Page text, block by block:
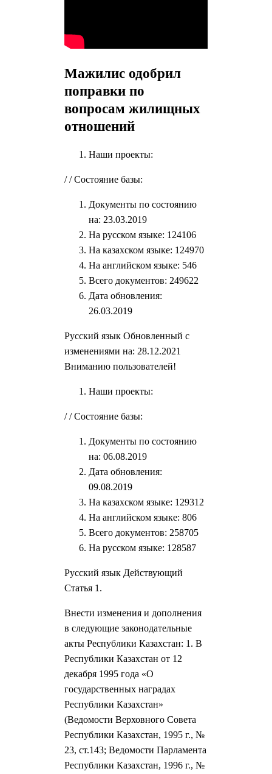
Мажилис одобрил
поправки по
вопросам жилищных
отношений
Наши проекты:
/ / Состояние базы:
Документы по состоянию
на: 23.03.2019
На русском языке: 124106
На казахском языке: 124970
На английском языке: 546
Всего документов: 249622
Дата обновления:
26.03.2019
Русский язык Обновленный с
изменениями на: 28.12.2021
Вниманию пользователей!
Наши проекты:
/ / Состояние базы:
Документы по состоянию
на: 06.08.2019
Дата обновления:
09.08.2019
На казахском языке: 129312
На английском языке: 806
Всего документов: 258705
На русском языке: 128587
Русский язык Действующий
Статья 1.
Внести изменения и дополнения
в следующие законодательные
акты Республики Казахстан: 1. В
Республики Казахстан от 12
декабря 1995 года «О
государственных наградах
Республики Казахстан»
(Ведомости Верховного Совета
Республики Казахстан, 1995 г., №
23, ст.143; Ведомости Парламента
Республики Казахстан, 1996 г., №